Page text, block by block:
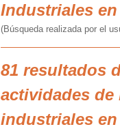
Industriales en
(Búsqueda realizada por el
81 resultados
actividades
industriales en